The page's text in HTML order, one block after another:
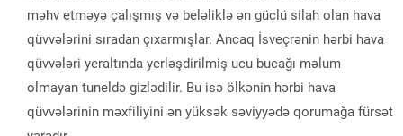
məhv etməyə çalışmış və beləliklə ən güclü silah olan hava
qüvvələrini sıradan çıxarmışlar. Ancaq İsveçrənin hərbi hava
qüvvələri yeraltında yerləşdirilmiş ucu bucağı məlum
olmayan tuneldə gizlədilir. Bu isə ölkənin hərbi hava
qüvvələrinin məxfiliyini ən yüksək səviyyədə qorumağa fürsət